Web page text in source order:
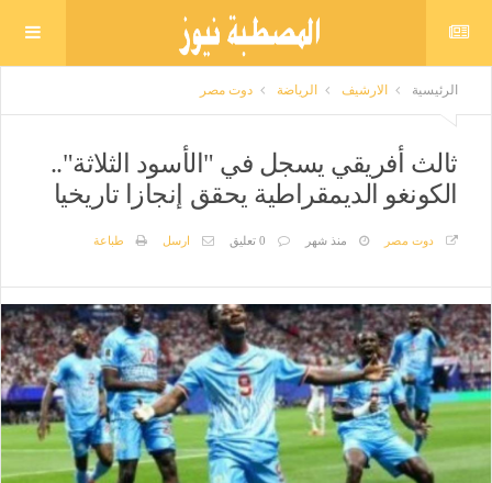
الرئيسية الارشيف الرياضة دوت مصر
ثالث أفريقي يسجل في "الأسود الثلاثة"..
الكونغو الديمقراطية يحقق إنجازا تاريخيا
دوت مصر منذ شهر 0 تعليق ارسل طباعة